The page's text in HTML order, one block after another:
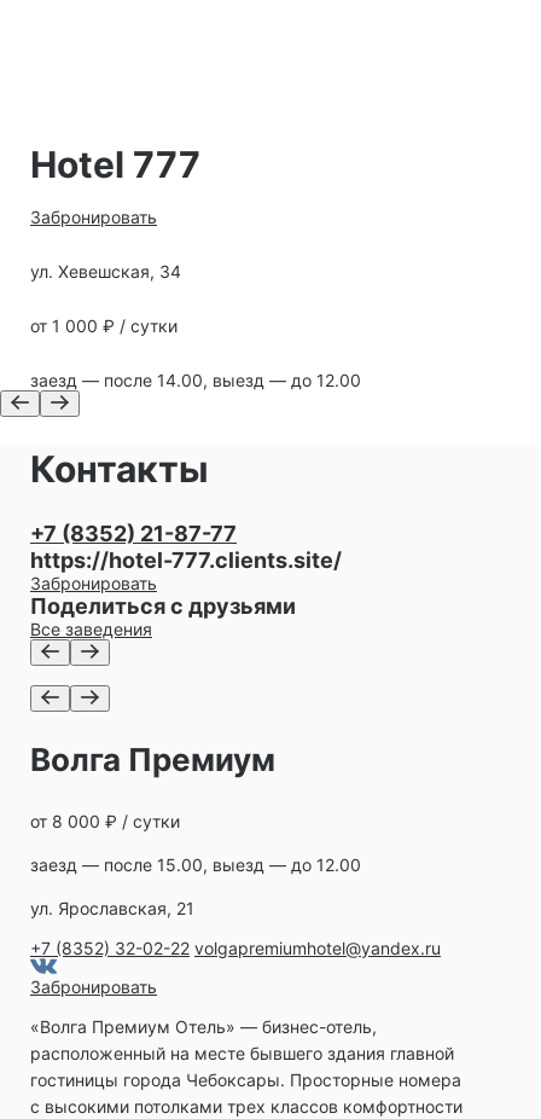
Hotel 777
Забронировать
ул. Хевешская, 34
от 1 000 ₽ / сутки
заезд — после 14.00, выезд — до 12.00
Контакты
+7 (8352) 21-87-77
https://hotel-777.clients.site/
Забронировать
Поделиться с друзьями
Все заведения
Волга Премиум
от 8 000 ₽ / сутки
заезд — после 15.00, выезд — до 12.00
ул. Ярославская, 21
+7 (8352) 32-02-22 volgapremiumhotel@yandex.ru
Забронировать
«Волга Премиум Отель» ― бизнес-отель,
расположенный на месте бывшего здания главной
гостиницы города Чебоксары. Просторные номера
с высокими потолками трех классов комфортности